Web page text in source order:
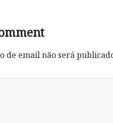
de email não será